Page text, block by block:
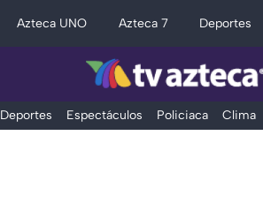
Azteca UNO Azteca 7 Deportes
Deportes Espectáculos Policiaca Clima